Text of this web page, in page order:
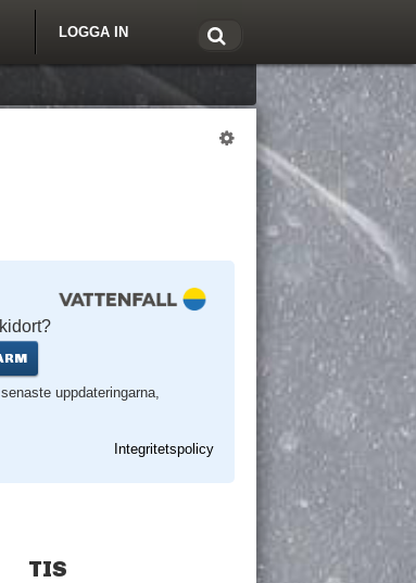
LOGGA IN
uppdateringarna,
Integritetspolicy
TIS